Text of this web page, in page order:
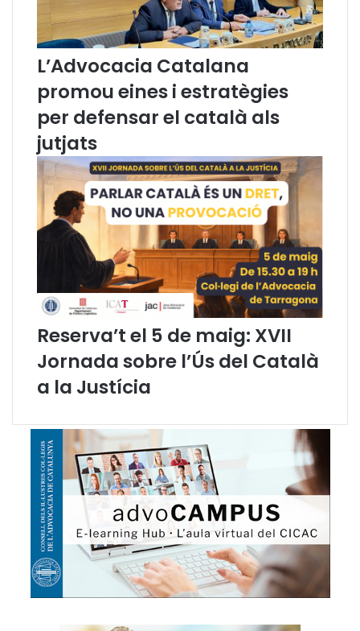
e
l
s
c
r
r
s
(
n
o
a
n
o
r
m
a
i
L’Advocacia Catalana
promou eines i estratègies
per defensar el català als
jutjats
Reserva’t el 5 de maig: XVII
Jornada sobre l’Ús del Català
a la Justícia